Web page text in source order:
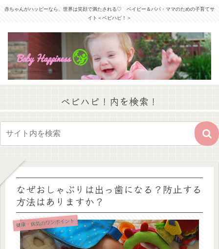
赤ちゃんがハッピーなら、世界は笑顔で満たされる♡ ベイビー＆パパ・ママのための子育てサ
イト＜ベビハピ！＞
ベビハピ！内を検索！
なぜおしゃぶりは出っ歯になる？防止する
方法はありますか？
健康・病気のワンポイント